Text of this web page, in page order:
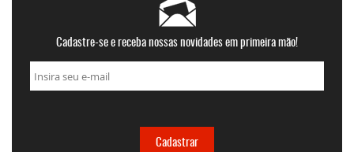
Cadastre-se e receba nossas novidades em primeira mão!